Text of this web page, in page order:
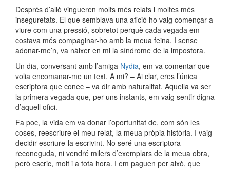
Després d’allò vingueren molts més relats i moltes més
inseguretats. El que semblava una afició ho vaig començar a
viure com una pressió, sobretot perquè cada vegada em
costava més compaginar-ho amb la meua feina. I sense
adonar-me’n, va nàixer en mi la síndrome de la impostora.
Un dia, conversant amb l’amiga Nydia, em va comentar que
volia encomanar-me un text. A mi? – Ai clar, eres l’única
escriptora que conec – va dir amb naturalitat. Aquella va ser
la primera vegada que, per uns instants, em vaig sentir digna
d’aquell ofici.
Fa poc, la vida em va donar l’oportunitat de, com són les
coses, reescriure el meu relat, la meua pròpia història. I vaig
decidir escriure-la escrivint. No seré una escriptora
reconeguda, ni vendré milers d’exemplars de la meua obra,
però escric, molt i a tota hora. I em paguen per això, que